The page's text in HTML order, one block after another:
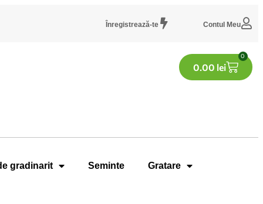
Înregistrează-te Contul Meu
0.00 lei
0
gradinarit Seminte Gratare